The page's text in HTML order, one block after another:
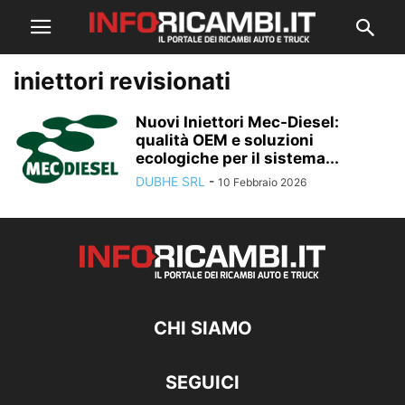
iniettori revisionati
Nuovi Iniettori Mec-Diesel:
qualità OEM e soluzioni
ecologiche per il sistema...
DUBHE SRL - 10 Febbraio 2026
CHI SIAMO
SEGUICI